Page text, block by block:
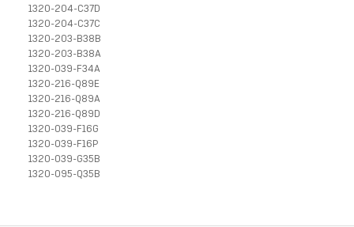
1320-204-C37D
1320-204-C37C
1320-203-B38B
1320-203-B38A
1320-039-F34A
1320-216-Q89E
1320-216-Q89A
1320-216-Q89D
1320-039-F16G
1320-039-F16P
1320-039-G35B
1320-095-Q35B